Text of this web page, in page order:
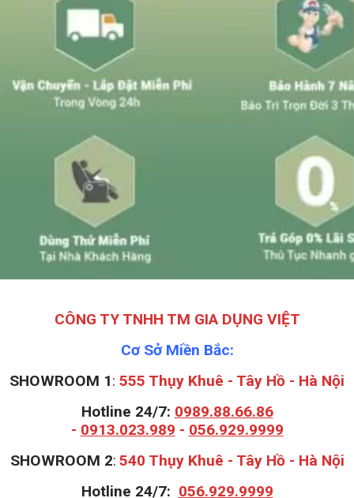
CÔNG TY TNHH TM GIA DỤNG VIỆT
Cơ Sở Miền Bắc:
SHOWROOM 1: 555 Thụy Khuê - Tây Hồ - Hà Nội
Hotline 24/7: 0989.88.66.86
- 0913.023.989 - 056.929.9999
SHOWROOM 2: 540 Thụy Khuê - Tây Hồ - Hà Nội
Hotline 24/7: 056.929.9999